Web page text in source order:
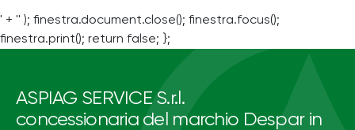
' + '' ); finestra.document.close(); finestra.focus();
finestra.print(); return false; };
ASPIAG SERVICE S.r.l.
concessionaria del marchio Despar in